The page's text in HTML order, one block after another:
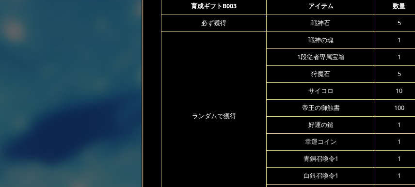
育成ギフトB003 アイテム 数量
必ず獲得 戦神石 5
ランダムで獲得
戦神の魂 1
1段従者専属宝箱 1
狩魔石 5
サイコロ 10
帝王の御触書 100
好運の鎚 1
幸運コイン 1
青銅召喚令1 1
白銀召喚令1 1